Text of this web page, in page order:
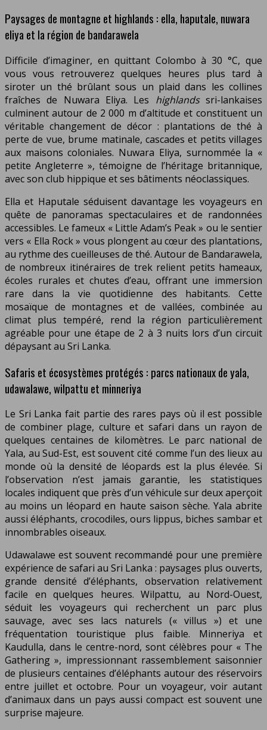
Paysages de montagne et highlands : ella, haputale, nuwara
eliya et la région de bandarawela
Difficile d’imaginer, en quittant Colombo à 30 °C, que
vous vous retrouverez quelques heures plus tard à
siroter un thé brûlant sous un plaid dans les collines
fraîches de Nuwara Eliya. Les highlandssri-lankaises
culminent autour de 2 000 m d’altitude et constituent un
véritable changement de décor : plantations de thé à
perte de vue, brume matinale, cascades et petits villages
aux maisons coloniales. Nuwara Eliya, surnommée la «
petite Angleterre », témoigne de l’héritage britannique,
avec son club hippique et ses bâtiments néoclassiques.
Ella et Haputale séduisent davantage les voyageurs en
quête de panoramas spectaculaires et de randonnées
accessibles. Le fameux « Little Adam’s Peak » ou le sentier
vers « Ella Rock » vous plongent au cœur des plantations,
au rythme des cueilleuses de thé. Autour de Bandarawela,
de nombreux itinéraires de trek relient petits hameaux,
écoles rurales et chutes d’eau, offrant une immersion
rare dans la vie quotidienne des habitants. Cette
mosaïque de montagnes et de vallées, combinée au
climat plus tempéré, rend la région particulièrement
agréable pour une étape de 2 à 3 nuits lors d’un circuit
dépaysant au Sri Lanka.
Safaris et écosystèmes protégés : parcs nationaux de yala,
udawalawe, wilpattu et minneriya
Le Sri Lanka fait partie des rares pays où il est possible
de combiner plage, culture et safari dans un rayon de
quelques centaines de kilomètres. Le parc national de
Yala, au Sud-Est, est souvent cité comme l’un des lieux au
monde où la densité de léopards est la plus élevée. Si
l’observation n’est jamais garantie, les statistiques
locales indiquent que près d’un véhicule sur deux aperçoit
au moins un léopard en haute saison sèche. Yala abrite
aussi éléphants, crocodiles, ours lippus, biches sambar et
innombrables oiseaux.
Udawalawe est souvent recommandé pour une première
expérience de safari au Sri Lanka : paysages plus ouverts,
grande densité d’éléphants, observation relativement
facile en quelques heures. Wilpattu, au Nord-Ouest,
séduit les voyageurs qui recherchent un parc plus
sauvage, avec ses lacs naturels (« villus ») et une
fréquentation touristique plus faible. Minneriya et
Kaudulla, dans le centre-nord, sont célèbres pour « The
Gathering », impressionnant rassemblement saisonnier
de plusieurs centaines d’éléphants autour des réservoirs
entre juillet et octobre. Pour un voyageur, voir autant
d’animaux dans un pays aussi compact est souvent une
surprise majeure.